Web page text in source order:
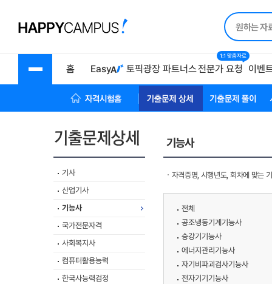
홈 Easy 토픽광장 파트너스전문가 요청
1:1 맞춤자료
이벤
자격시험 홈 기출문제상세 기출문제풀이
기사
산업기사
기능사
국가전문자격
사회복지사
컴퓨터활용능력
한국사능력검정
기능사
자격증명, 시행년도, 회차에 맞는
전체
공조냉동기계기능사
승강기기능사
에너지관리기능사
자기비파괴검사기능사
전자기기기능사